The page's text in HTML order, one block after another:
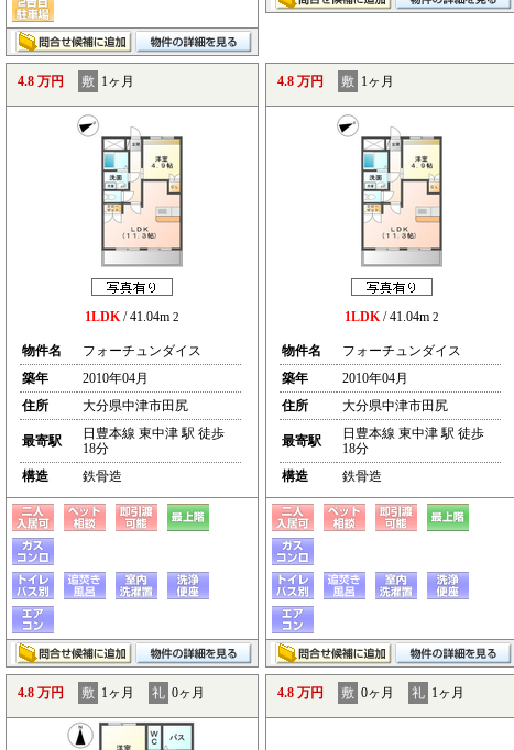
4.8 万円 敷 1ヶ月
1LDK/ 41.04m 2
物件名
フォーチュンダイス
築年
2010年04月
住所
大分県中津市田尻
最寄駅
日豊本線 東中津 駅 徒歩
18分
構造
鉄骨造
4.8 万円 敷 1ヶ月
1LDK/ 41.04m 2
物件名
フォーチュンダイス
築年
2010年04月
住所
大分県中津市田尻
最寄駅
日豊本線 東中津 駅 徒歩
18分
構造
鉄骨造
4.8 万円 敷 1ヶ月 礼 0ヶ月 4.8 万円 敷 0ヶ月 礼 1ヶ月